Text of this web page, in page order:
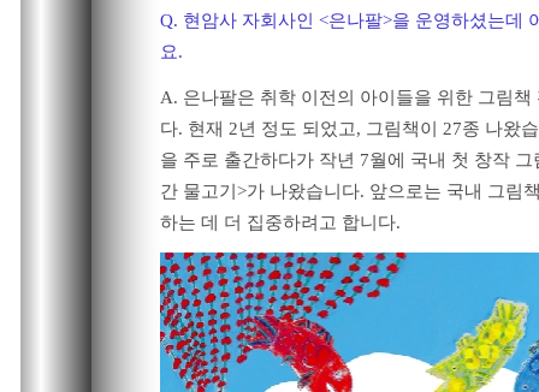
Q. 현암사 자회사인 <은나팔>을 운영하셨는데
요.
A. 은나팔은 취학 이전의 아이들을 위한 그림책
다. 현재 2년 정도 되었고, 그림책이 27종 나왔
을 주로 출간하다가 작년 7월에 국내 첫 창작 그
간 물고기>가 나왔습니다. 앞으로는 국내 그림
하는 데 더 집중하려고 합니다.